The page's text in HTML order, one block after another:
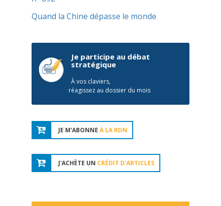
Quand la Chine dépasse le monde
Je participe au débat
stratégique
À vos claviers,
réagissez au dossier du mois
JE M'ABONNE À LA RDN
J'ACHÈTE UN CRÉDIT D'ARTICLES